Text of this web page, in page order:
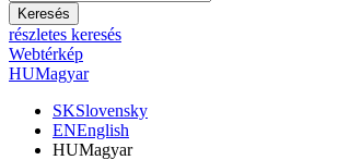
Keresés
részletes keresés
Webtérkép
HUMagyar
SKSlovensky
ENEnglish
HUMagyar